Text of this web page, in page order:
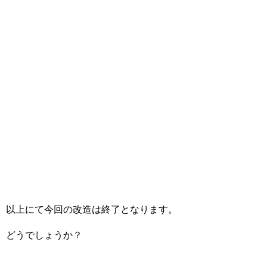
以上にて今回の改造は終了となります。
どうでしょうか？